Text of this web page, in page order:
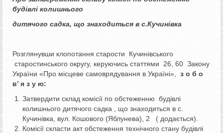
будівлі колишнього
дитячого садка, що знаходиться в с.Кучинівка
Розглянувши клопотання старости Кучинівського
старостинського округу, керуючись статтями 26, 60 Закону
України «Про місцеве самоврядування в Україні», з о б о
в’ я з у ю:
Затвердити склад комісії по обстеженню будівлі
колишнього дитячого садка , що знаходиться в с.
Кучинівка, вул. Кошового (Яблунева), 2 ( додається).
Комісії скласти акт обстеження технічного стану будівлі